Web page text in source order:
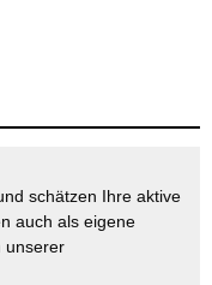
schätzen Ihre aktive
auch als eigene
unserer